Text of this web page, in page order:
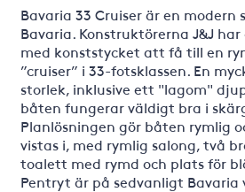
Bavaria 33 Cruiser är en modern
Bavaria. Konstruktörerna J&J
med konststycket att få till en
”cruiser” i 33-fotsklassen. En
storlek, inklusive ett "lagom"
båten fungerar väldigt bra i
Planlösningen gör båten rymlig
vistas i, med rymlig salong, två
toalett med rymd och plats för
Pentryt är på sedvanligt Bavaria